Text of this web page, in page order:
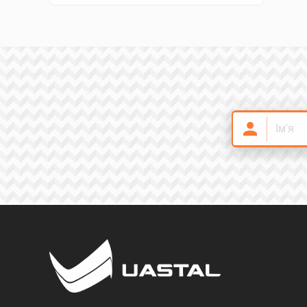
18
Кришки на стовпи
Ковані лиcтки